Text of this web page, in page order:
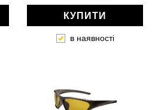
КУПИТИ
в наявності